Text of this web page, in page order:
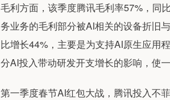
毛利方面，该季度腾讯毛利率57%，同
务业务的毛利部分被AI相关的设备折旧
比增长44%，主要是为支持AI原生应用
分AI投入带动研发开支增长的影响，使
第一季度春节AI红包大战，腾讯投入不